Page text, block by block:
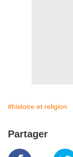
#histoire et religion
Partager